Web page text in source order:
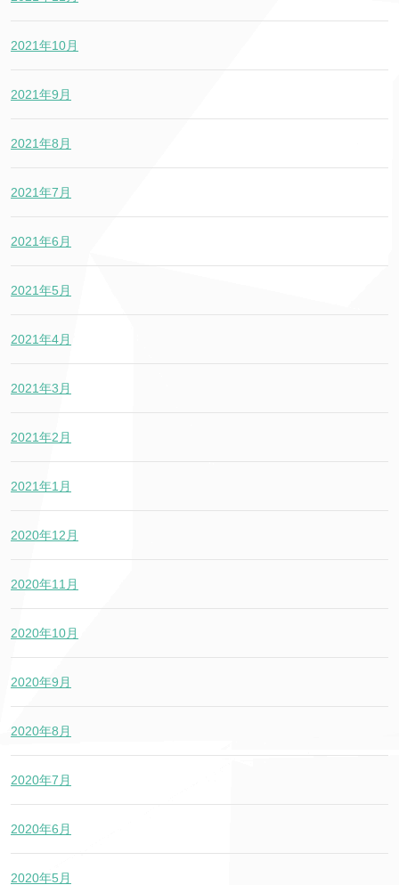
2021年10月
2021年9月
2021年8月
2021年7月
2021年6月
2021年5月
2021年4月
2021年3月
2021年2月
2021年1月
2020年12月
2020年11月
2020年10月
2020年9月
2020年8月
2020年7月
2020年6月
2020年5月